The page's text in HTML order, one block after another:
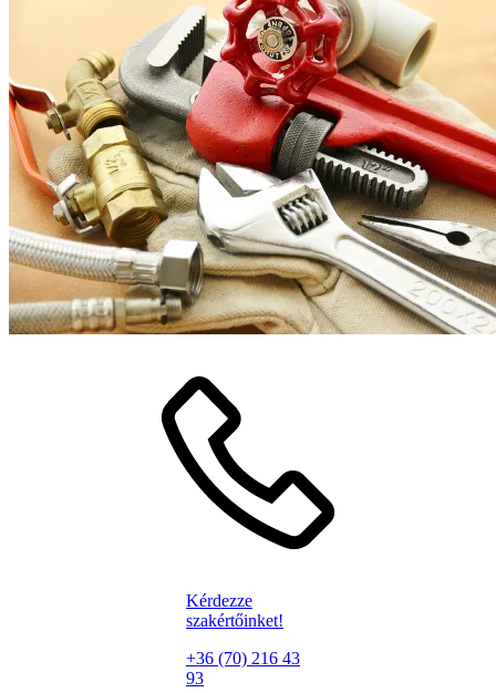
Kérdezze
szakértőinket!
+36 (70) 216 43
93